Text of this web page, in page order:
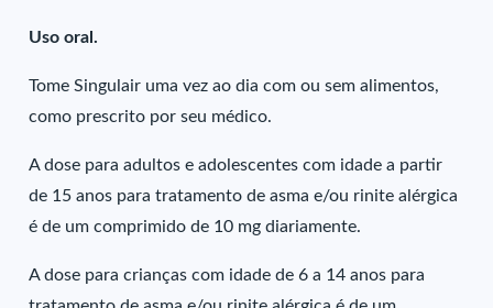
Uso oral.
Tome Singulair uma vez ao dia com ou sem alimentos,
como prescrito por seu médico.
A dose para adultos e adolescentes com idade a partir
de 15 anos para tratamento de asma e/ou rinite alérgica
é de um comprimido de 10 mg diariamente.
A dose para crianças com idade de 6 a 14 anos para